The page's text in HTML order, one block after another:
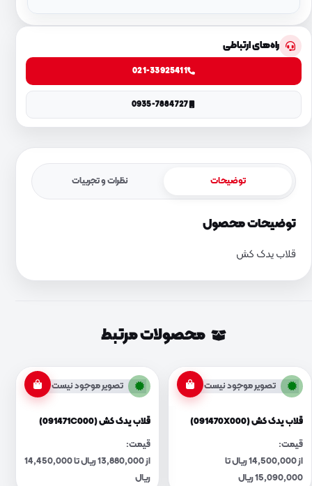
راه‌های ارتباطی
021-33925411
0935-7884727
توضیحات نظرات و تجربیات
توضیحات محصول
قلاب یدک کش
محصولات مرتبط
تصویر موجود نیست
قلاب یدک کش (091470X000)
قیمت:
از 14,500,000 ریال تا
15,090,000 ریال
تصویر موجود نیست
قلاب یدک کش (091471C000)
قیمت:
از 13,880,000 ریال تا 14,450,000
ریال